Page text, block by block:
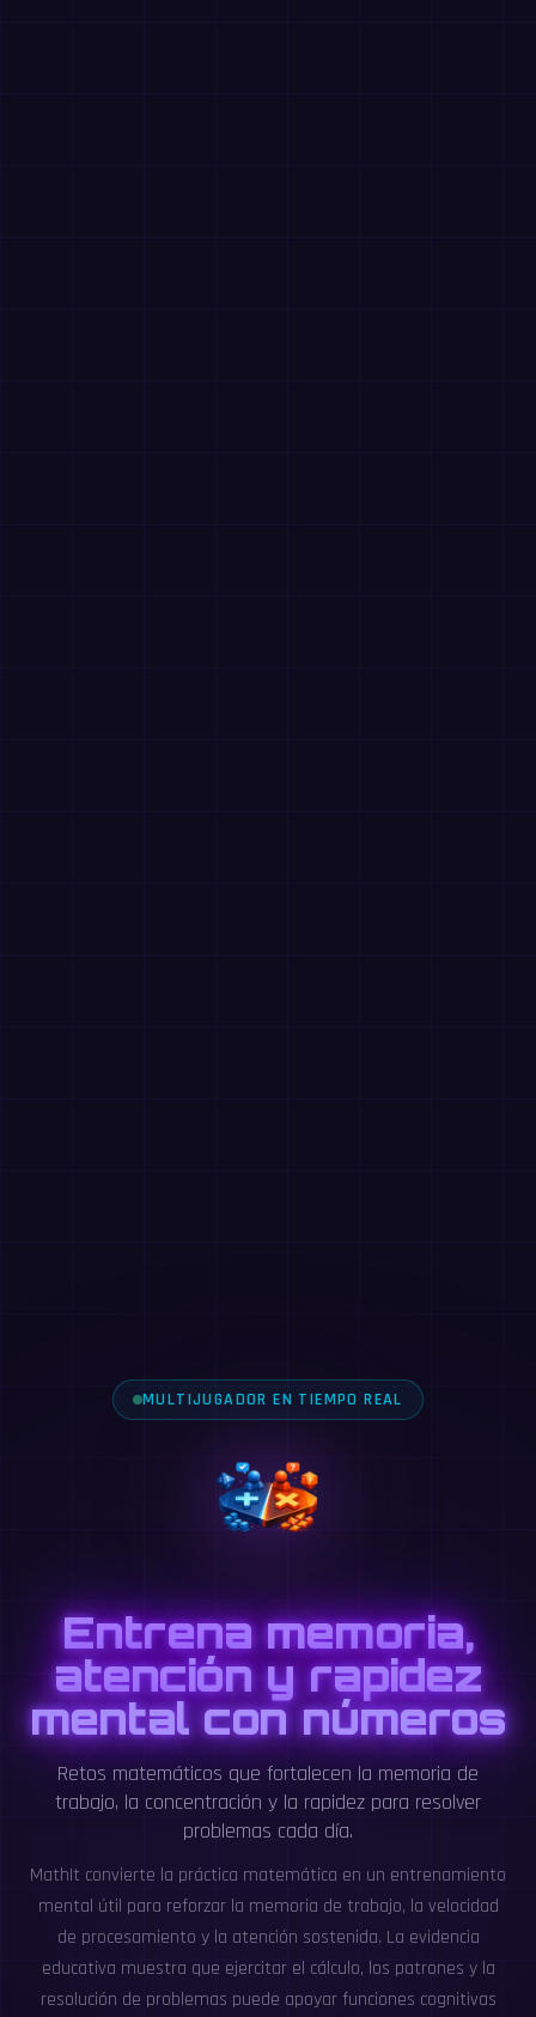
MULTIJUGADOR EN TIEMPO REAL
Entrena memoria,
atención y rapidez
mental con números
Retos matemáticos que fortalecen la memoria de
trabajo, la concentración y la rapidez para resolver
problemas cada día.
MathIt convierte la práctica matemática en un entrenamiento
mental útil para reforzar la memoria de trabajo, la velocidad
de procesamiento y la atención sostenida. La evidencia
educativa muestra que ejercitar el cálculo, los patrones y la
resolución de problemas puede apoyar funciones cognitivas